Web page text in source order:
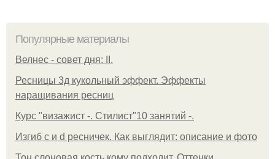
Популярные материалы
Велнес - совет дня: II.
Ресницы 3д кукольный эффект. Эффекты
наращивания ресниц
Курс "визажист -. Стилист"10 занятий -.
Изгиб c и d ресничек. Как выглядит: описание и фото